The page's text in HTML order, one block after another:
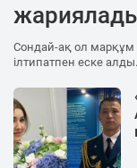
Сондай-ақ ол марқұм
ілтипатпен еске алды.